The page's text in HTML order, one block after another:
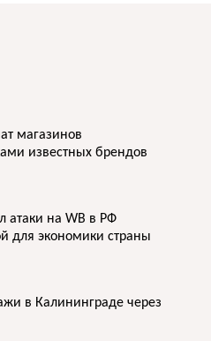
магазинов
известных брендов
атаки на WB в РФ
для экономики страны
в Калининграде через